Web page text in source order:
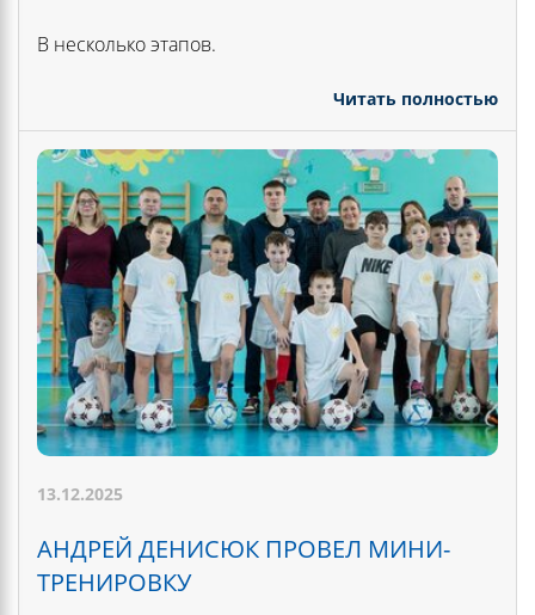
В несколько этапов.
Читать полностью
13.12.2025
АНДРЕЙ ДЕНИСЮК ПРОВЕЛ МИНИ-
ТРЕНИРОВКУ